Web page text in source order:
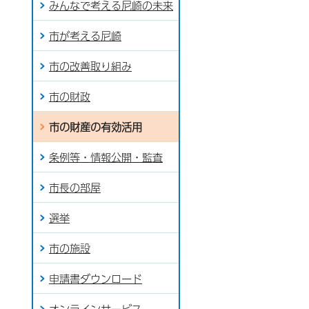
みんなで考える尼崎の未来
市が考える尼崎
市の改善取り組み
市の財政
市の財産の有効活用
条例等・情報公開・監査
市長の部屋
選挙
市の施設
申請書ダウンロード